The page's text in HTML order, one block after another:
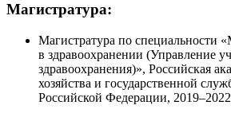
Магистратура:
Магистратура по специальности
в здравоохранении (Управление
здравоохранения)», Российская
хозяйства и государственной
Российской Федерации, 2019–2022